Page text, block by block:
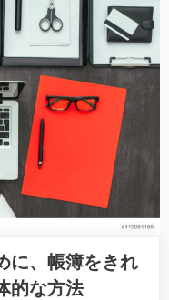
に、帳簿をきれ
的な方法